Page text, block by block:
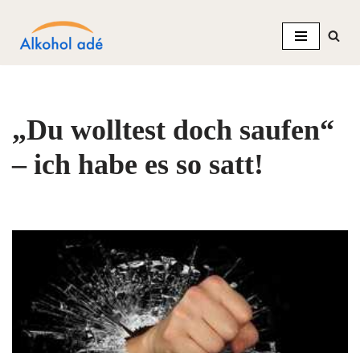
Zum
„Du wolltest doch saufen“
– ich habe es so satt!